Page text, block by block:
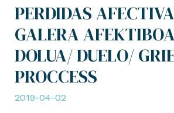
PERDIDAS
GALERA
DOLUA/ DUELO/
PROCCESS
2019-04-02